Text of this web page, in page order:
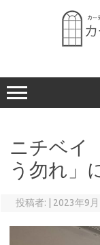
ッ
プ
ニチベイ
う勿れ」
投稿者: 2023年9